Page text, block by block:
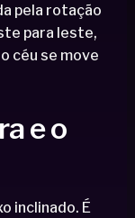
pela rotação
para leste,
céu se move
e o
inclinado. É